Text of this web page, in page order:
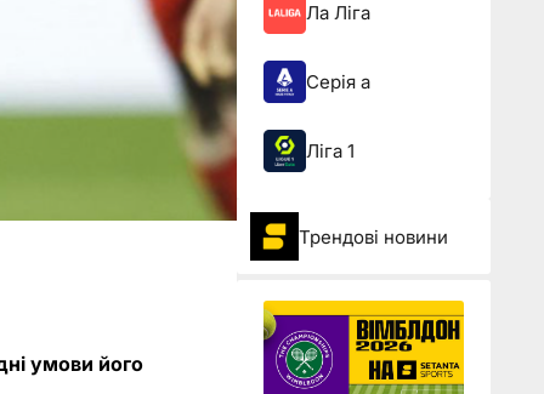
умови його
Ла Ліга
Серія а
Ліга 1
Трендові новини